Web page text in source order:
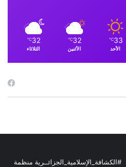
33
℃
الأحد
32
℃
الأثنين
32
℃
الثلاثاء
#الكشافة_الإسلامية_الجزائــرية منظمة